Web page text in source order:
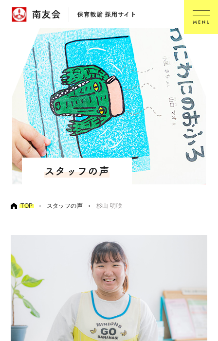
toggle
スタッフの声
TOP スタッフの声 杉山 明咲